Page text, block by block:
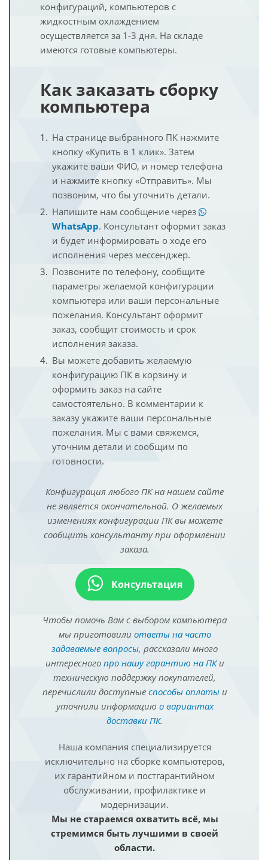
конфигураций, компьютеров с
жидкостным охлаждением
осуществляется за 1-3 дня. На складе
имеются готовые компьютеры.
Как заказать сборку
компьютера
На странице выбранного ПК нажмите
кнопку «Купить в 1 клик». Затем
укажите ваши ФИО, и номер телефона
и нажмите кнопку «Отправить». Мы
позвоним, что бы уточнить детали.
Напишите нам сообщение через
WhatsApp. Консультант оформит заказ
и будет информировать о ходе его
исполнения через мессенджер.
Позвоните по телефону, сообщите
параметры желаемой конфигурации
компьютера или ваши персональные
пожелания. Консультант оформит
заказ, сообщит стоимость и срок
исполнения заказа.
Вы можете добавить желаемую
конфигурацию ПК в корзину и
оформить заказ на сайте
самостоятельно. В комментарии к
заказу укажите ваши персональные
пожелания. Мы с вами свяжемся,
уточним детали и сообщим по
готовности.
Конфигурация любого ПК на нашем сайте
не является окончательной. О желаемых
изменениях конфигурации ПК вы можете
сообщить консультанту при оформлении
заказа.
Консультация
Чтобы помочь Вам с выбором компьютера
мы приготовили ответы на часто
задаваемые вопросы, рассказали много
интересного про нашу гарантию на ПКи
техническую поддержку покупателей,
перечислили доступные способы оплатыи
уточнили информацию о вариантах
доставки ПК.
Наша компания специализируется
исключительно на сборке компьютеров,
их гарантийном и постгарантийном
обслуживании, профилактике и
модернизации.
Мы не стараемся охватить всё, мы
стремимся быть лучшими в своей
области.